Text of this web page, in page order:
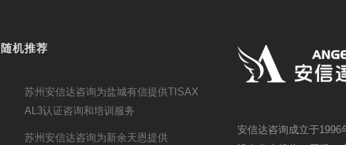
随机推荐
苏州安信达咨询为盐城有信提供TISAX
AL3认证咨询和培训服务
苏州安信达咨询为新余天恩提供
安信达咨询成立于